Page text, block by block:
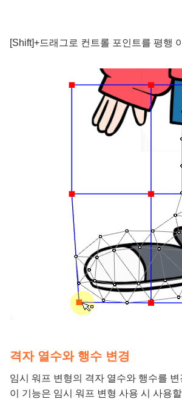
[Shift]+드래그로 컨트롤 포인트를 평행
격자 열수와 행수 변경
임시 워프 변형의 격자 열수와 행수를
이 기능은 임시 워프 변형 사용 시 사용